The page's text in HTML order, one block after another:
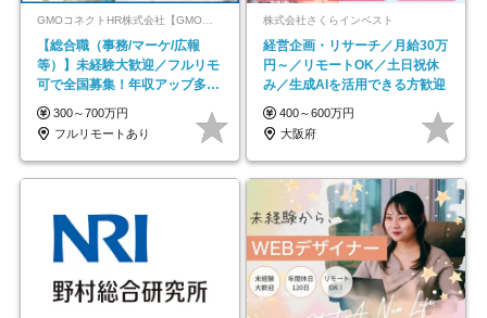
GMOコネクトHR株式会社【GMOインターネットグループ】
【総合職（事務/マーケ/広報
等）】未経験大歓迎／フルリモ
可で全国募集！年収アップ多数
★年休最大130日★
300～700万円
フルリモートあり
株式会社さくらインベスト
経営企画・リサーチ／月給30万
円～／リモートOK／土日祝休
み／生成AIを活用できる方歓迎
400～600万円
大阪府